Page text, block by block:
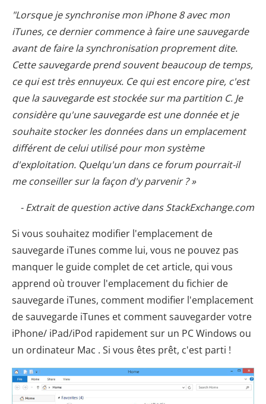
"Lorsque je synchronise mon iPhone 8 avec mon
iTunes, ce dernier commence à faire une sauvegarde
avant de faire la synchronisation proprement dite.
Cette sauvegarde prend souvent beaucoup de temps,
ce qui est très ennuyeux. Ce qui est encore pire, c'est
que la sauvegarde est stockée sur ma partition C. Je
considère qu'une sauvegarde est une donnée et je
souhaite stocker les données dans un emplacement
différent de celui utilisé pour mon système
d'exploitation. Quelqu'un dans ce forum pourrait-il
me conseiller sur la façon d'y parvenir ? »
- Extrait de question active dans StackExchange.com
Si vous souhaitez modifier l'emplacement de
sauvegarde iTunes comme lui, vous ne pouvez pas
manquer le guide complet de cet article, qui vous
apprend où trouver l'emplacement du fichier de
sauvegarde iTunes, comment modifier l'emplacement
de sauvegarde iTunes et comment sauvegarder votre
iPhone/ iPad/iPod rapidement sur un PC Windows ou
un ordinateur Mac . Si vous êtes prêt, c'est parti !